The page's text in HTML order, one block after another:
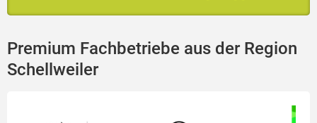
Premium Fachbetriebe aus der Region
Schellweiler